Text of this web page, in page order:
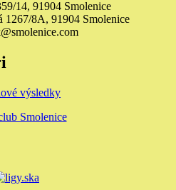
14, 91904 Smolenice
1267/8A, 91904 Smolenice
výsledky